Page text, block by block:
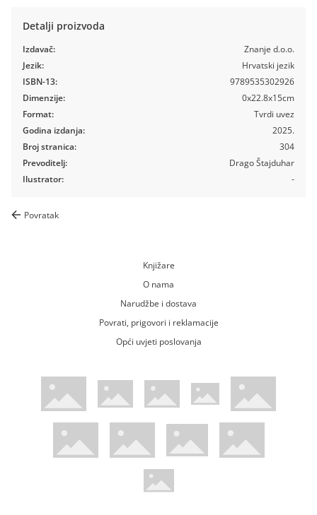
Detalji proizvoda
Izdavač:
Jezik:
ISBN-13:
Dimenzije:
Format:
Godina izdanja:
Broj stranica:
Prevoditelj:
Ilustrator:
Znanje d.o.o.
Hrvatski jezik
9789535302926
0x22.8x15cm
Tvrdi uvez
2025.
304
Drago Štajduhar
-
Povratak
Knjižare
O nama
Narudžbe i dostava
Povrati, prigovori i reklamacije
Opći uvjeti poslovanja
WsPay web stranicaMaestro web stranicaMastercard web stranicaAmerican Express web stranica
Visa web stranica
Diners web stranicaTrustwave certificiranoMastercard sigurnosni kod web
Pci Dss certificirano
Verified by Visa web stranica